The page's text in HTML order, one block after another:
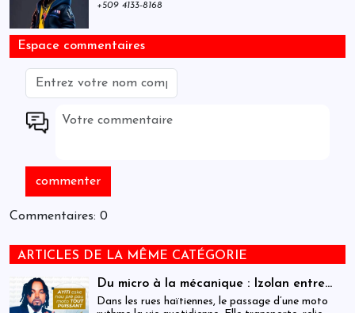
+509 4133-8168
Espace commentaires
Commentaires: 0
ARTICLES DE LA MÊME CATÉGORIE
Du micro à la mécanique : Izolan entre
dans l’univers des motocyclettes en Haïti
Dans les rues haïtiennes, le passage d’une moto